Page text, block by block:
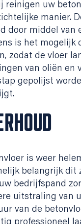
reinigen uw
manier.
door middel van
is het mogelijk
zodat de vloer
van oliën en
gepolijst
is weer
belangrijk dit
bedrijfspand
uitstraling van
van de